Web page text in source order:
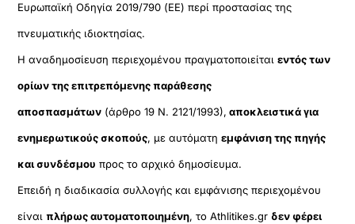
Ευρωπαϊκή Οδηγία 2019/790 (ΕΕ) περί προστασίας της
πνευματικής ιδιοκτησίας.
Η αναδημοσίευση περιεχομένου πραγματοποιείταιεντός των
ορίων της επιτρεπόμενης παράθεσης
αποσπασμάτων (άρθρο 19 Ν. 2121/1993), αποκλειστικά για
ενημερωτικούς σκοπούς, με αυτόματηεμφάνιση της πηγής
και συνδέσμου προς το αρχικό δημοσίευμα.
Επειδή η διαδικασία συλλογής και εμφάνισης περιεχομένου
είναιπλήρως αυτοματοποιημένη, το Athlitikes.gr δεν φέρει